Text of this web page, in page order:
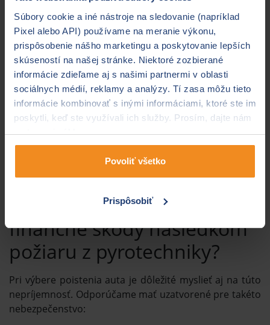
Súbory cookie a iné nástroje na sledovanie (napríklad
Pixel alebo API) používame na meranie výkonu,
prispôsobenie nášho marketingu a poskytovanie lepších
skúseností na našej stránke. Niektoré zozbierané
informácie zdieľame aj s našimi partnermi v oblasti
sociálnych médií, reklamy a analýzy. Tí zasa môžu tieto
informácie kombinovať s inými informáciami, ktoré ste im
poskytli, keď ste využívali ich služby. Prosím, dajte nám
na to svoj súhlas.
Povoliť všetko
Prispôsobiť
Svoje auto zaparkujte nabezpečné miesto
najlepšie do garáže alebo ho preparkujte na
menej frekventované miesto.
Ak parkujete na ulici, zvážte prekrytie auta
ochrannou plachtou kvôli padajúcim úlomkom
a iskrám z pyrotechniky.
V aute nenechávajte žiadnecennosti,
elektronikualebo inéosobné veci. Ak už nejaké
predmety musíte ponechať v aute, uložte ich do
kufra a uistite sa, že je zamknutý.
Najlepšou ochranou jepoistenie auta– uistite
sa, či vaša poistka pokrýva aj úhradu škôd
následkom pyrotechniky.
Viete, aké poistenie pokryje
finančné škody následkom
požiaru z pyrotechniky?
Pri výbere poistenia auta je dôležité myslieť aj na túto
nepríjemnosť. Odporúčame mať uzatvorené pre takéto
nebezpečenstvo: